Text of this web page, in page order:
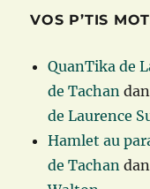
VOS P’TIS
QuanTika de
de Tachan
de Laurence
Hamlet au
de Tachan